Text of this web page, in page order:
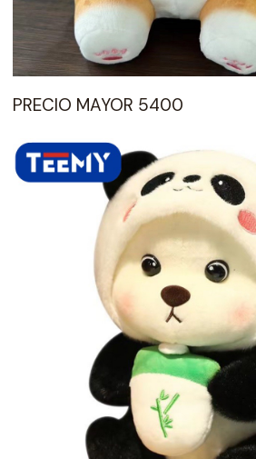
PRECIO MAYOR 5400